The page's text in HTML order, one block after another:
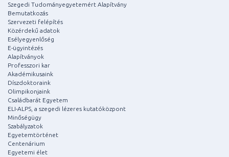
Szegedi Tudományegyetemért Alapítvány
Bemutatkozás
Szervezeti felépítés
Közérdekű adatok
Esélyegyenlőség
E-ügyintézés
Alapítványok
Professzori kar
Akadémikusaink
Díszdoktoraink
Olimpikonjaink
Családbarát Egyetem
ELI-ALPS, a szegedi lézeres kutatóközpont
Minőségügy
Szabályzatok
Egyetemtörténet
Centenárium
Egyetemi élet